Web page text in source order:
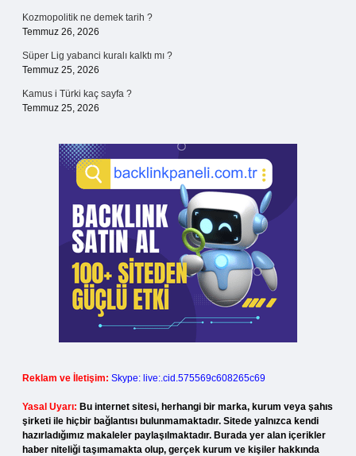
Kozmopolitik ne demek tarih ?
Temmuz 26, 2026
Süper Lig yabanci kuralı kalktı mı ?
Temmuz 25, 2026
Kamus i Türki kaç sayfa ?
Temmuz 25, 2026
Reklam ve İletişim: Skype: live:.cid.575569c608265c69
Yasal Uyarı: Bu internet sitesi, herhangi bir marka, kurum veya şahıs
şirketi ile hiçbir bağlantısı bulunmamaktadır. Sitede yalnızca kendi
hazırladığımız makaleler paylaşılmaktadır. Burada yer alan içerikler
haber niteliği taşımamakta olup, gerçek kurum ve kişiler hakkında